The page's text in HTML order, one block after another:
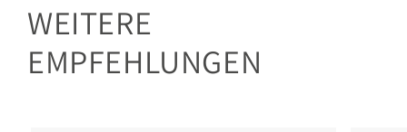
WEITERE
EMPFEHLUNGEN